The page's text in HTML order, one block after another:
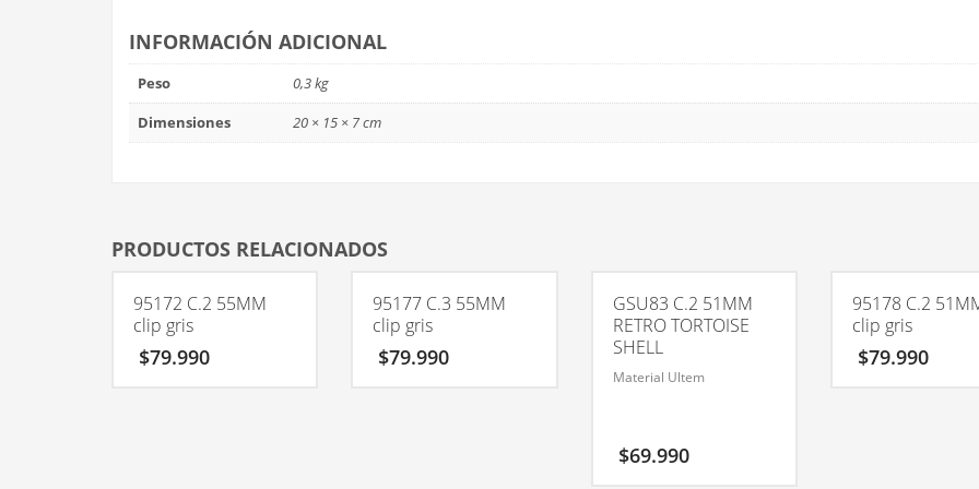
INFORMACIÓN ADICIONAL
Peso
0,3 kg
Dimensiones
20 × 15 × 7 cm
PRODUCTOS RELACIONADOS
95172 C.2 55MM
clip gris
$79.990
95177 C.3 55MM
clip gris
$79.990
GSU83 C.2 51MM
RETRO TORTOISE
SHELL
Material Ultem
$69.990
95178 C.2
clip gris
$79.990